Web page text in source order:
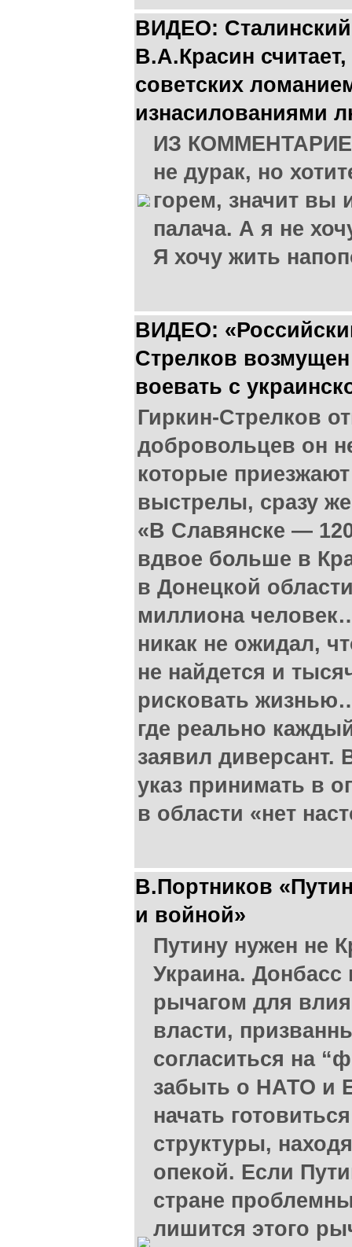
ВИДЕО:
В.А.Красин
советских
изнасилованиями
ИЗ
не дурак, но
горем, значит вы
палача. А я не
Я хочу жить
ВИДЕО:
Стрелков
воевать с
Гиркин-Стрелков
добровольцев он
которые
выстрелы, сразу
«В Славянске —
вдвое больше в
в Донецкой
миллиона
никак не ожидал,
не найдется и
рисковать
где реально
заявил диверсант.
указ принимать в
в области «нет
В.Портников
и войной»
Путину нужен не
Украина.
рычагом для
власти,
согласиться на
забыть о НАТО и
начать
структуры,
опекой. Если
стране
лишится этого